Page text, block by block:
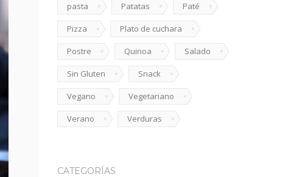
pasta Patatas Paté
Pizza Plato de cuchara
Postre Quinoa Salado
Sin Gluten Snack
Vegano Vegetariano
Verano Verduras
CATEGORÍAS